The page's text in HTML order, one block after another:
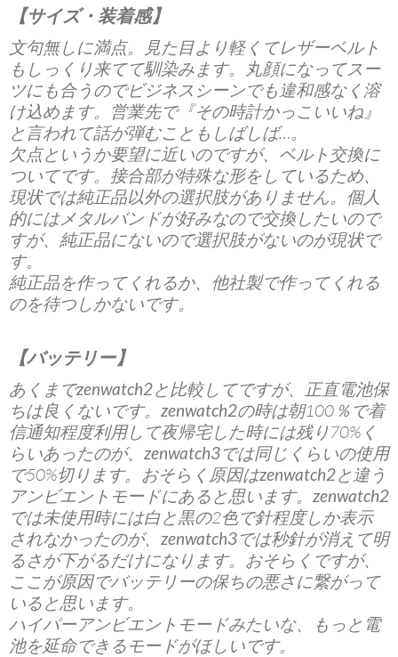
【サイズ・装着感】
文句無しに満点。見た目より軽くてレザーベルト
もしっくり来てて馴染みます。丸顔になってスー
ツにも合うのでビジネスシーンでも違和感なく溶
け込めます。営業先で『その時計かっこいいね』
と言われて話が弾むこともしばしば…。
欠点というか要望に近いのですが、ベルト交換に
ついてです。接合部が特殊な形をしているため、
現状では純正品以外の選択肢がありません。個人
的にはメタルバンドが好みなので交換したいので
すが、純正品にないので選択肢がないのが現状で
す。
純正品を作ってくれるか、他社製で作ってくれる
のを待つしかないです。
【バッテリー】
あくまでzenwatch2と比較してですが、正直電池保
ちは良くないです。 zenwatch2の時は朝100％で着
信通知程度利用して夜帰宅した時には残り70%く
らいあったのが、 zenwatch3では同じくらいの使用
で50%切ります。おそらく原因はzenwatch2と違う
アンビエントモードにあると思います。 zenwatch2
では未使用時には白と黒の2色で針程度しか表示
されなかったのが、 zenwatch3では秒針が消えて明
るさが下がるだけになります。おそらくですが、
ここが原因でバッテリーの保ちの悪さに繋がって
いると思います。
ハイパーアンビエントモードみたいな、もっと電
池を延命できるモードがほしいです。